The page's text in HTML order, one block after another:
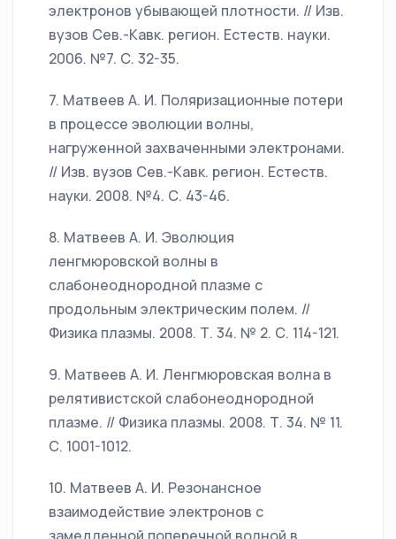
электронов убывающей плотности. // Изв.
вузов Сев.-Кавк. регион. Естеств. науки.
2006. №7. С. 32-35.
7. Матвеев А. И. Поляризационные потери
в процессе эволюции волны,
нагруженной захваченными электронами.
// Изв. вузов Сев.-Кавк. регион. Естеств.
науки. 2008. №4. С. 43-46.
8. Матвеев А. И. Эволюция
ленгмюровской волны в
слабонеоднородной плазме с
продольным электрическим полем. //
Физика плазмы. 2008. Т. 34. № 2. С. 114-121.
9. Матвеев А. И. Ленгмюровская волна в
релятивистской слабонеоднородной
плазме. // Физика плазмы. 2008. Т. 34. № 11.
С. 1001-1012.
10. Матвеев А. И. Резонансное
взаимодействие электронов с